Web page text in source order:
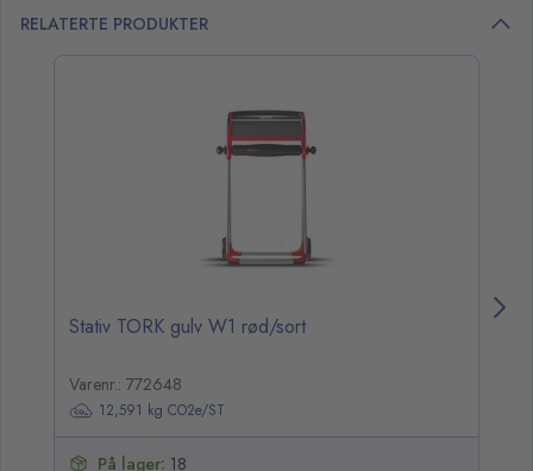
RELATERTE PRODUKTER
Stativ TORK gulv W1 rød/sort
Varenr.: 772648
12,591 kg CO2e/ST
På lager: 18